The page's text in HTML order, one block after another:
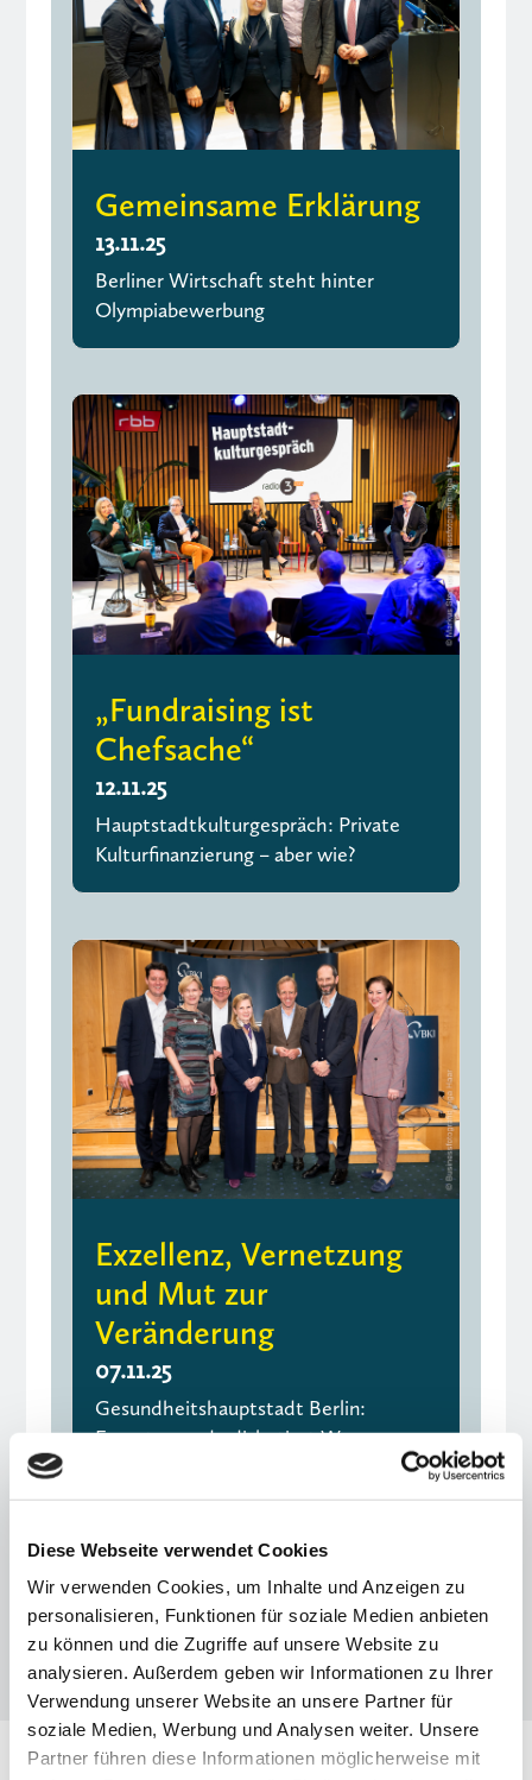
Diese Webseite verwendet Cookies
Wir verwenden Cookies, um Inhalte und Anzeigen zu
personalisieren, Funktionen für soziale Medien anbieten
zu können und die Zugriffe auf unsere Website zu
analysieren. Außerdem geben wir Informationen zu Ihrer
Verwendung unserer Website an unsere Partner für
soziale Medien, Werbung und Analysen weiter. Unsere
Partner führen diese Informationen möglicherweise mit
Gemeinsame Erklärung
13.11.25
Berliner Wirtschaft steht hinter
Olympiabewerbung
„Fundraising ist
Chefsache“
12.11.25
Hauptstadtkulturgespräch: Private
Kulturfinanzierung – aber wie?
Exzellenz, Vernetzung
und Mut zur
Veränderung
07.11.25
Gesundheitshauptstadt Berlin:
Expertenrunde diskutiert Wege,